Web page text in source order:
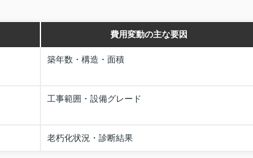
費用変動の主な要因
築年数・構造・面積
工事範囲・設備グレード
老朽化状況・診断結果